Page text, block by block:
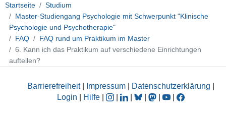
Startseite
Studium
Master-Studiengang Psychologie mit Schwerpunkt "Klinische
Psychologie und Psychotherapie"
FAQ
FAQ rund um Praktikum im Master
6. Kann ich das Praktikum auf verschiedene Einrichtungen
aufteilen?
Barrierefreiheit| Impressum Datenschutzerklärung
Login
Hilfe